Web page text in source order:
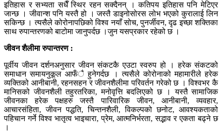
इतिहास र सभ्यता सधैँ स्थिर रहन सक्दैनन् । कतिपय इतिहास पनि मेटिएर
जान्छ । जीवान्श पनि यस्तै हो । जस्तै डाइनोसोरस लोभ भएको कुरालाई लिन
सकिन्छ । त्यसैले कोरोनापछिको विश्व नयाँ सोच, पुनर्जीवन, दृढ इच्छा शक्तिका
साथ रुपान्तरणको बाटोमा जानुपर्दछ ।जुन यसप्रकार रहेको छ ।
जीवन शैलीमा रुपान्तरण :
पूर्वीय जीवन दर्शनअनुसार जीवन संकटकै एउटा स्वरुप हो । हरेक संकटको
समाधान समायनुकूल आफँै हुनेगर्दछ । त्यसैले कोरोनाको महामारीले हरेक
व्यक्तिको आनीबानी, रहनसहन र जीवनशैलीमा परिवर्तन गरेको छ । विश्वभर कै
मानिसको जीवनशैली तहुरतरिका, मनोवृत्ति बदलिएको छ । यस्तै सामाजिक
जीवनका हरेक पक्षहरु जस्तै पारिवारिक जीवन, आनीबानी, व्यवहार,
आचारसंहिता, जीवन पद्धति, चिन्तनशैली, विकल्पको छनोट, आवश्यकताको
पहिचान गर्ने विश्व भातृत्व भाइचारा, प्रेम, आत्मनिर्भरता, सद्भाव र एकता बढ्ने छ
।